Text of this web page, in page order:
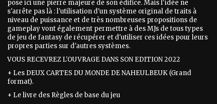
pose ici une pierre majeure de son édifice. Mais l'idée ne
s'arrête pas là : l'utilisation d'un système original de traits à
niveau de puissance et de très nombreuses propositions de
gameplay vont également permettre à des MJs de tous types
de jeu de fantasy de récupérer et d'utiliser ces idées pour leurs
propres parties sur d'autres systèmes.
VOUS RECEVREZ L'OUVRAGE DANS SON EDITION 2022
+ Les DEUX CARTES DU MONDE DE NAHEULBEUK (Grand
format).
+ Le livre des Règles de base du jeu